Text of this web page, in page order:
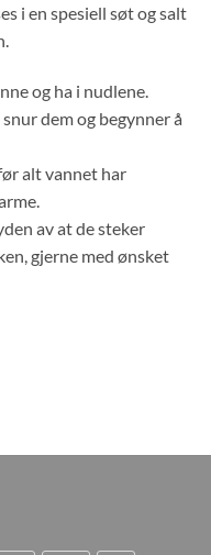
i en spesiell søt og salt
og ha i nudlene.
dem og begynner å
alt vannet har
av at de steker
gjerne med ønsket